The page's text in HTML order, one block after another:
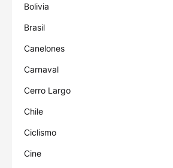
Bolivia
Brasil
Canelones
Carnaval
Cerro Largo
Chile
Ciclismo
Cine